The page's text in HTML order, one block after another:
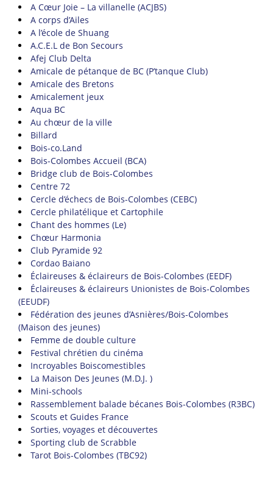
A Cœur Joie – La villanelle (ACJBS)
A corps d’Ailes
A l’école de Shuang
A.C.E.L de Bon Secours
Afej Club Delta
Amicale de pétanque de BC (P’tanque Club)
Amicale des Bretons
Amicalement jeux
Aqua BC
Au chœur de la ville
Billard
Bois-co.Land
Bois-Colombes Accueil (BCA)
Bridge club de Bois-Colombes
Centre 72
Cercle d’échecs de Bois-Colombes (CEBC)
Cercle philatélique et Cartophile
Chant des hommes (Le)
Chœur Harmonia
Club Pyramide 92
Cordao Baiano
Éclaireuses & éclaireurs de Bois-Colombes (EEDF)
Éclaireuses & éclaireurs Unionistes de Bois-Colombes
(EEUDF)
Fédération des jeunes d’Asnières/Bois-Colombes
(Maison des jeunes)
Femme de double culture
Festival chrétien du cinéma
Incroyables Boiscomestibles
La Maison Des Jeunes (M.D.J. )
Mini-schools
Rassemblement balade bécanes Bois-Colombes (R3BC)
Scouts et Guides France
Sorties, voyages et découvertes
Sporting club de Scrabble
Tarot Bois-Colombes (TBC92)